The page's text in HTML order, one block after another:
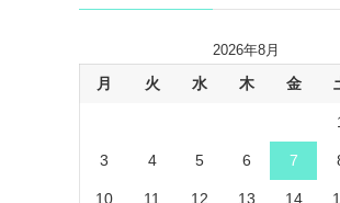
2026年8月
月 火 水 木 金
3 4 5 6 7
10 11 12 13 14